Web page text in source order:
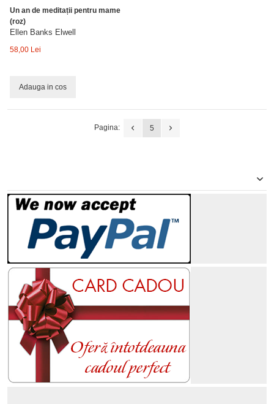
Un an de meditații pentru mame
(roz)
Ellen Banks Elwell
58,00 Lei
Adauga in cos
Pagina: 5